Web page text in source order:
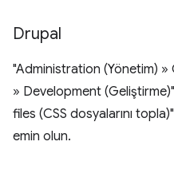
Drupal
"Administration (Yönetim) »
» Development
files (CSS dosyalarını
emin olun.